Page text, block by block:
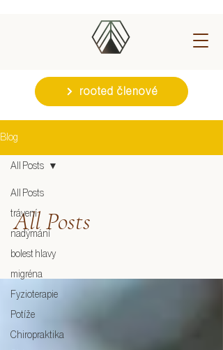
rooted členové
Blog
All Posts
trávení
nadýmání
bolest hlavy
migréna
Fyzioterapie
Potíže
Chiropraktika
All Posts
All Posts